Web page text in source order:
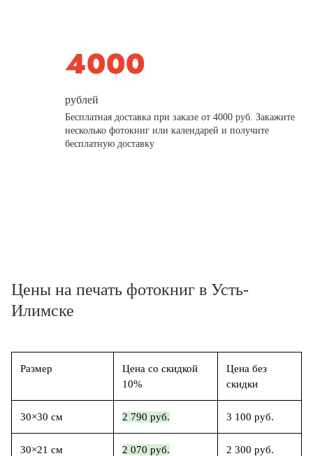
рублей
Бесплатная доставка при заказе от 4000 руб. Закажите
несколько фотокниг или календарей и получите
бесплатную доставку
Цены на печать фотокниг в Усть-
Илимске
Размер
Цена со скидкой
10%
Цена без
скидки
30×30 см 2 790 руб. 3 100 руб.
30×21 см 2 070 руб. 2 300 руб.